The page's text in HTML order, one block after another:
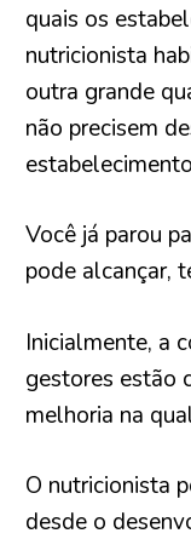
quais os
nutricionista
outra grande
não precisem
Você já parou
pode alcançar,
Inicialmente, a
gestores estão
melhoria na
O nutricionista
desde o